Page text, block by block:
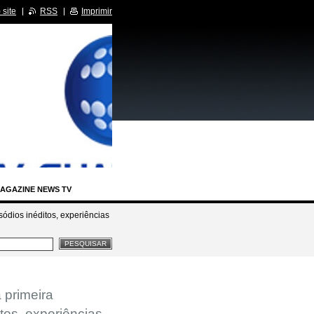
NEWS TV
LEGISLATIVA
BASTIDORES SBT
inéditos, experiências
primeira
site RSS Imprimir